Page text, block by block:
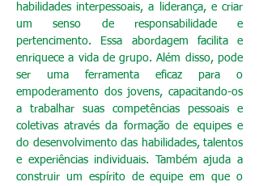
habilidades interpessoais, a liderança, e criar
um senso de responsabilidade e
pertencimento. Essa abordagem facilita e
enriquece a vida de grupo. Além disso, pode
ser uma ferramenta eficaz para o
empoderamento dos jovens, capacitando-os
a trabalhar suas competências pessoais e
coletivas através da formação de equipes e
do desenvolvimento das habilidades, talentos
e experiências individuais. Também ajuda a
construir um espírito de equipe em que o